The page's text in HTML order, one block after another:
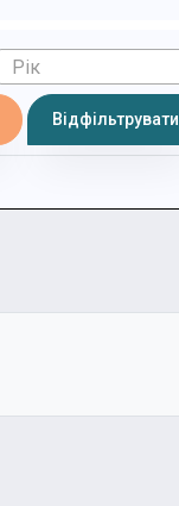
Відфільтрувати